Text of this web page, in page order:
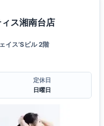
ス湘南台店
イス’Sビル 2階
定休日
日曜日